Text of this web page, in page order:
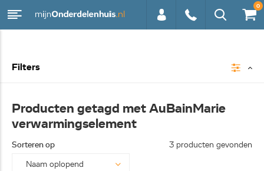
0
Filters
Producten getagd met AuBainMarie
verwarmingselement
Sorteren op 3 producten gevonden